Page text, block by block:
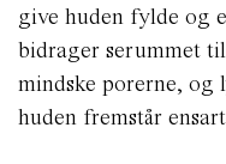
give huden fylde og
bidrager serummet
mindske porerne, og
huden fremstår